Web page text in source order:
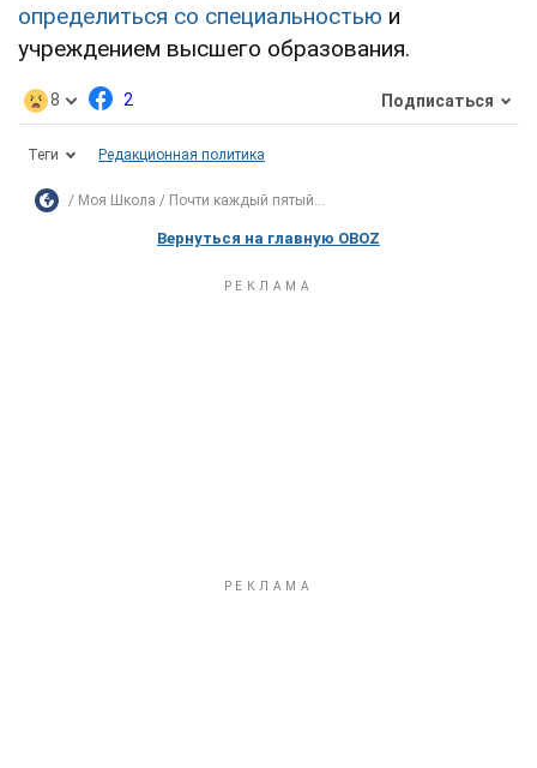
определиться со специальностью и
учреждением высшего образования.
8 2 Подписаться
Теги Редакционная политика
Моя Школа Почти каждый пятый...
Вернуться на главную OBOZ